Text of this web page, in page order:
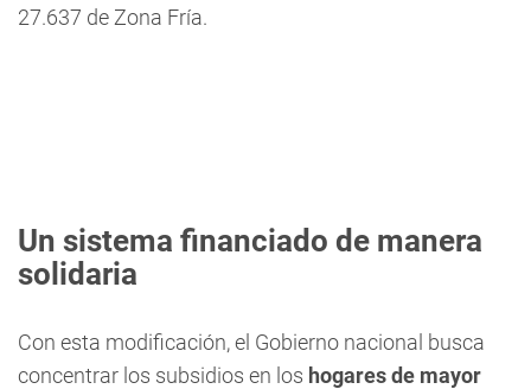
27.637 de Zona Fría.
Un sistema financiado de manera
solidaria
Con esta modificación, el Gobierno nacional busca
concentrar los subsidios en los hogares de mayor